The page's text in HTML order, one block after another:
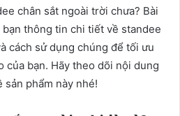
chân sắt ngoài trời chưa? Bài
thông tin chi tiết về standee
cách sử dụng chúng để tối ưu
của bạn. Hãy theo dõi nội dung
phẩm này nhé!